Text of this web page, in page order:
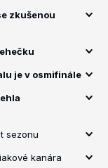
zkušenou
je v osmifinále
sezonu
kanára